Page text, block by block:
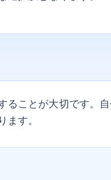
ことが大切です。
す。